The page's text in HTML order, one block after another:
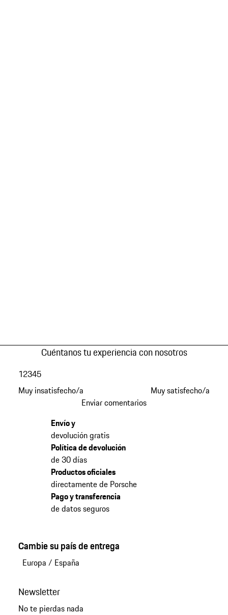
Cuéntanos tu experiencia con nosotros
Muy insatisfecho/a
12345
Muy satisfecho/a
Enviar comentarios
Envío y
devolución gratis
Política de devolución
de 30 días
Productos oficiales
directamente de Porsche
Pago y transferencia
de datos seguros
Cambie su país de entrega
Europa / España
Newsletter
No te pierdas nada